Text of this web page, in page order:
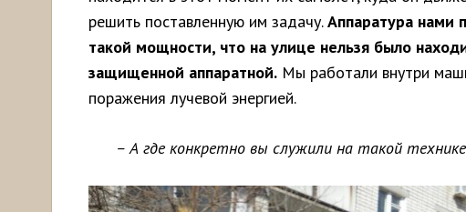
решить поставленную им задачу.Аппаратура нами
такой мощности, что на улице нельзя было
защищенной аппаратной. Мы работали внутри
поражения лучевой энергией.
– А где конкретно вы служили на такой